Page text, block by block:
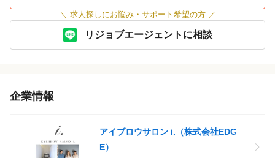
＼ 求人探しにお悩み・サポート希望の方 ／
リジョブエージェントに相談
企業情報
アイブロウサロン i.（株式会社EDG
E）